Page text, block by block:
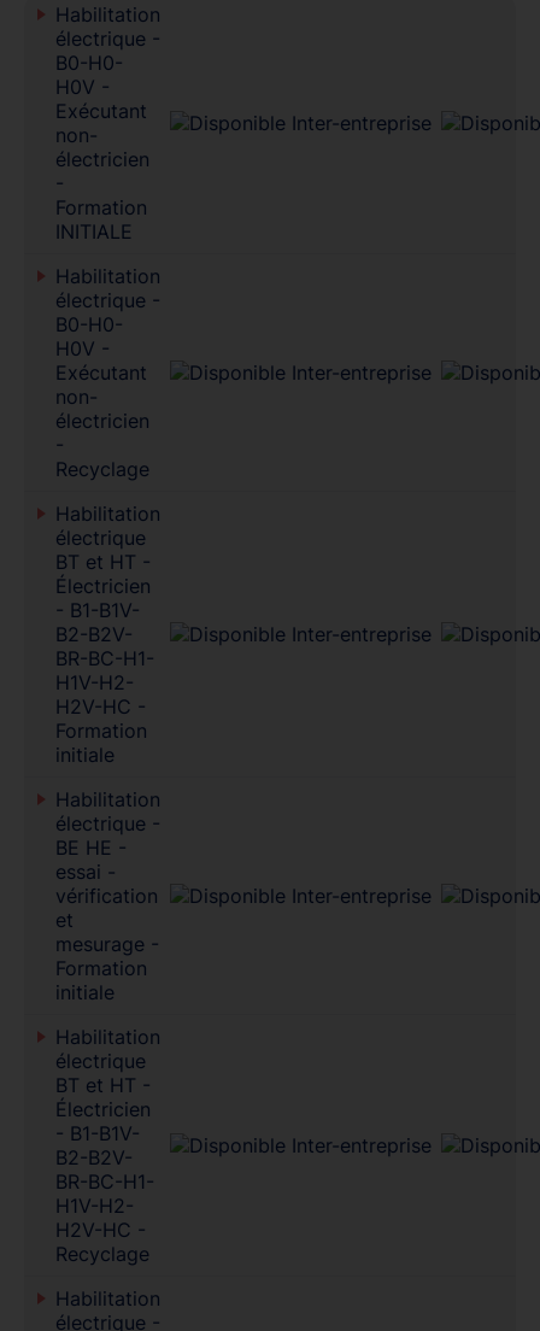
Habilitation
électrique -
B0-H0-
H0V -
Exécutant
non-
électricien
-
Formation
INITIALE
Habilitation
électrique -
B0-H0-
H0V -
Exécutant
non-
électricien
-
Recyclage
Habilitation
électrique
BT et HT -
Électricien
- B1-B1V-
B2-B2V-
BR-BC-H1-
H1V-H2-
H2V-HC -
Formation
initiale
Habilitation
électrique -
BE HE -
essai -
vérification
et
mesurage -
Formation
initiale
Habilitation
électrique
BT et HT -
Électricien
- B1-B1V-
B2-B2V-
BR-BC-H1-
H1V-H2-
H2V-HC -
Recyclage
Habilitation
électrique -